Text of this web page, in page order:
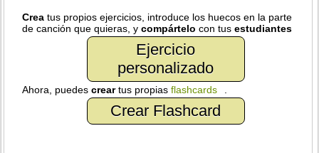
Crea tus propios ejercicios, introduce los huecos en la parte
de canción que quieras, ycompártelo con tusestudiantes
Ejercicio
personalizado
Ahora, puedescreartus propiasflashcards
Crear Flashcard